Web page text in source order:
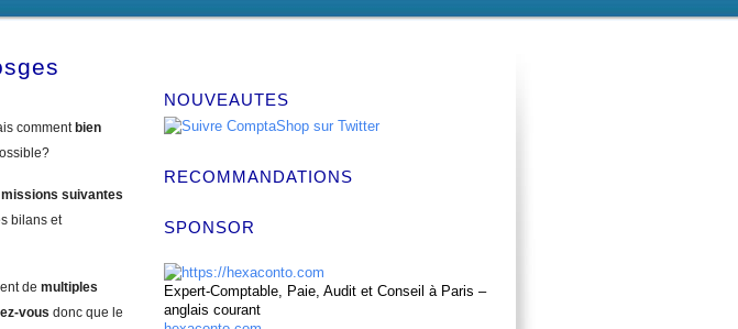
comment bien
suivantes
bilans et
de multiples
vous donc que le
NOUVEAUTES
RECOMMANDATIONS
SPONSOR
Expert-Comptable, Paie, Audit et Conseil à Paris –
anglais courant